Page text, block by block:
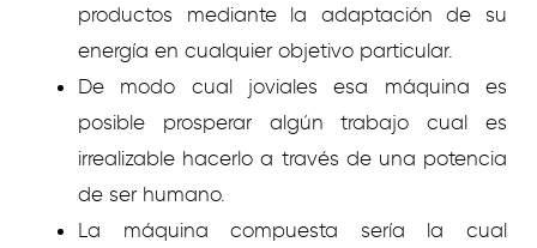
productos mediante la adaptación de su
energía en cualquier objetivo particular.
De modo cual joviales esa máquina es
posible prosperar algún trabajo cual es
irrealizable hacerlo a través de una potencia
de ser humano.
La máquina compuesta serí­a la cual